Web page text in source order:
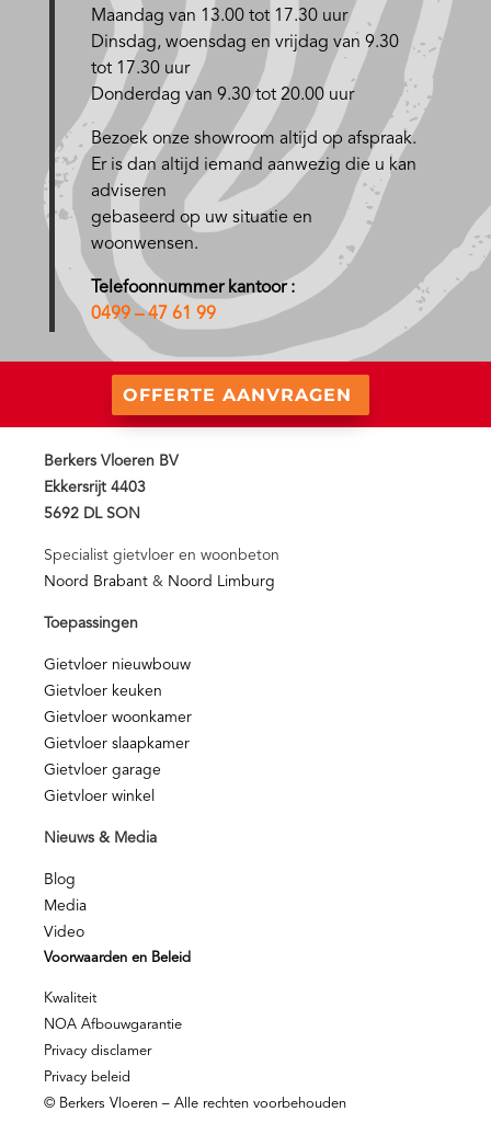
Maandag van 13.00 tot 17.30 uur
Dinsdag, woensdag en vrijdag van 9.30
tot 17.30 uur
Donderdag van 9.30 tot 20.00 uur
Bezoek onze showroom altijd op afspraak.
Er is dan altijd iemand aanwezig die u kan
adviseren
gebaseerd op uw situatie en
woonwensen.
Telefoonnummer kantoor :
0499 – 47 61 99
OFFERTE AANVRAGEN
Berkers Vloeren BV
Ekkersrijt 4403
5692 DL SON
Specialist gietvloer en woonbeton
Noord Brabant & Noord Limburg
Toepassingen
Gietvloer nieuwbouw
Gietvloer keuken
Gietvloer woonkamer
Gietvloer slaapkamer
Gietvloer garage
Gietvloer winkel
Nieuws & Media
Blog
Media
Video
Voorwaarden en Beleid
Kwaliteit
NOA Afbouwgarantie
Privacy disclamer
Privacy beleid
© Berkers Vloeren – Alle rechten voorbehouden